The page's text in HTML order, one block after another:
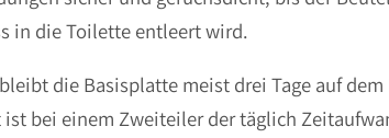
in die Toilette entleert wird.
die Basisplatte meist drei Tage auf
bei einem Zweiteiler der täglich